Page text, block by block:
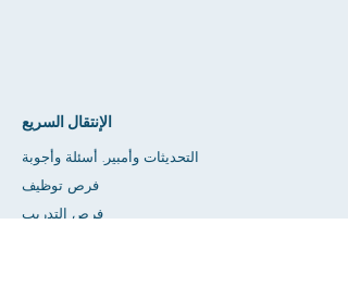
الإنتقال السريع
التحديثات وأمبير. أسئلة وأجوبة
فرص توظيف
فرص التدريب